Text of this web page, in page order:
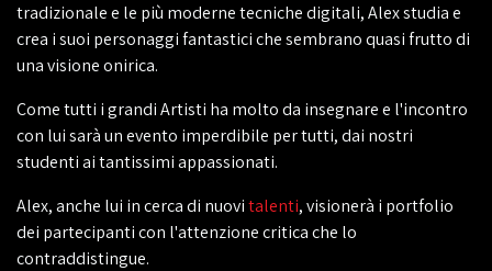
tradizionale e le più moderne tecniche digitali, Alex studia e
crea i suoi personaggi fantastici che sembrano quasi frutto di
una visione onirica.
Come tutti i grandi Artisti ha molto da insegnare e l'incontro
con lui sarà un evento imperdibile per tutti, dai nostri
studenti ai tantissimi appassionati.
Alex, anche lui in cerca di nuovitalenti, visionerà i portfolio
dei partecipanti con l'attenzione critica che lo
contraddistingue.